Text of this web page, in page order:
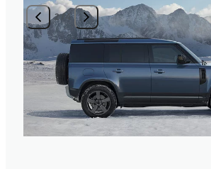
3/ 4
ЖИНАҚТАМАЛАР МЕН
СИПАТТАМАЛАР
Ассортиментіміздің бәрін салыстырып